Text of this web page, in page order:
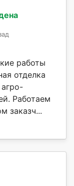
работы
отделка
Работаем
заказч...